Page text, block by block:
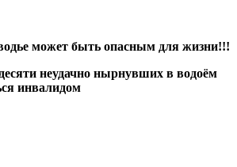
может быть опасным для жизни!!!
неудачно нырнувших в водоём
инвалидом